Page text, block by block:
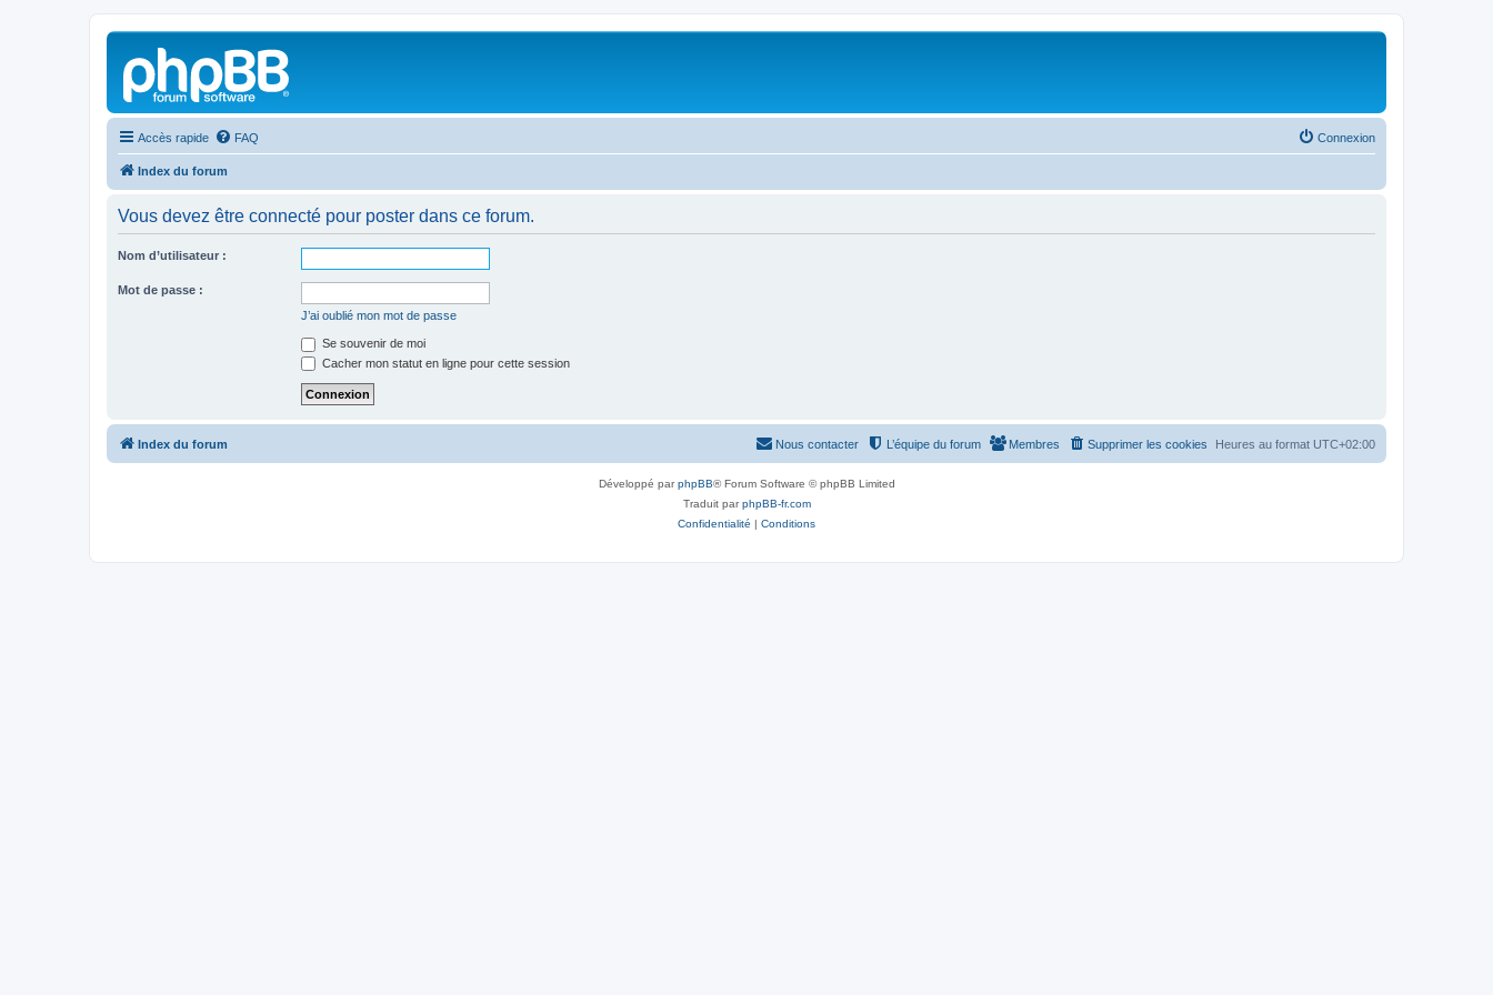
Accès rapide FAQ Connexion
Index du forum
Vous devez être connecté pour poster dans ce forum.
Nom d’utilisateur :
Mot de passe :
J’ai oublié mon mot de passe
Se souvenir de moi
Cacher mon statut en ligne pour cette session
Index du forum Heures au format UTC+02:00
Supprimer les cookies
Membres
L’équipe du forum
Nous contacter
Développé parphpBB® Forum Software © phpBB Limited
Traduit parphpBB-fr.com
Confidentialité | Conditions